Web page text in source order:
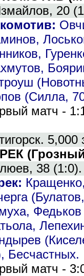
20
:
(Силла,
матч -
5,000
38
:
Бесчастных.
матч -